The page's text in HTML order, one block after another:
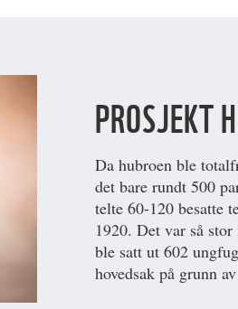
PROSJEKT
Da hubroen ble
det bare rundt 500
telte 60-120 besatte
1920. Det var så
ble satt ut 602
hovedsak på grunn